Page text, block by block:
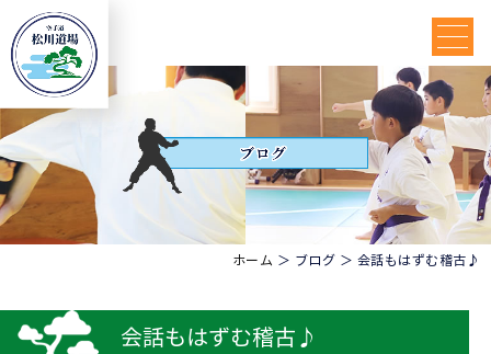
ホーム ＞ ブログ ＞ 会話もはずむ稽古♪
会話もはずむ稽古♪